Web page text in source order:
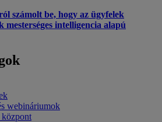
számolt be, hogy az ügyfelek
mesterséges intelligencia alapú
webináriumok